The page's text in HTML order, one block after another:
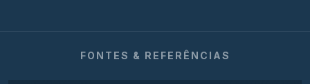
FONTES & REFERÊNCIAS